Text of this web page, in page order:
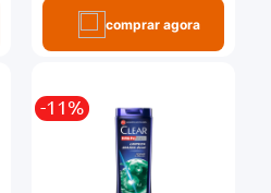
comprar agora
-11%